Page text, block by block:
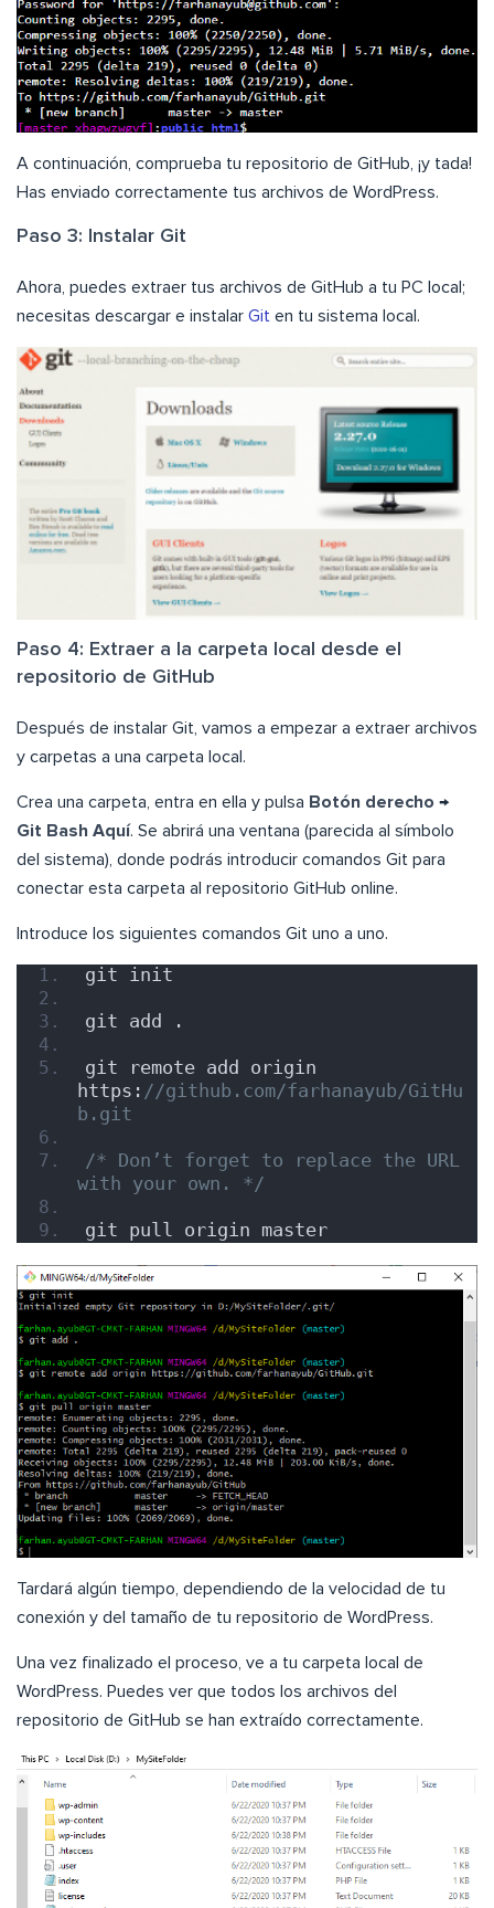
A continuación, comprueba tu repositorio de GitHub, ¡y tada!
Has enviado correctamente tus archivos de WordPress.
Paso 3: Instalar Git
Ahora, puedes extraer tus archivos de GitHub a tu PC local;
necesitas descargar e instalar Git en tu sistema local.
Paso 4: Extraer a la carpeta local desde el
repositorio de GitHub
Después de instalar Git, vamos a empezar a extraer archivos
y carpetas a una carpeta local.
Crea una carpeta, entra en ella y pulsa Botón derecho →
Git Bash Aquí. Se abrirá una ventana (parecida al símbolo
del sistema), donde podrás introducir comandos Git para
conectar esta carpeta al repositorio GitHub online.
Introduce los siguientes comandos Git uno a uno.
git init
git add .
git remote add origin
https: //github.com/farhanayub/GitHu
b.git
/* Don’t forget to replace the URL
with your own. */
git pull origin master
Tardará algún tiempo, dependiendo de la velocidad de tu
conexión y del tamaño de tu repositorio de WordPress.
Una vez finalizado el proceso, ve a tu carpeta local de
WordPress. Puedes ver que todos los archivos del
repositorio de GitHub se han extraído correctamente.